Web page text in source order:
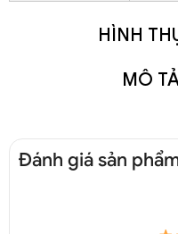
HÌNH
MÔ
Đánh giá sản